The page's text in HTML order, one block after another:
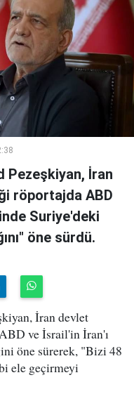
Pezeşkiyan, İran
röportajda ABD
Suriye'deki
öne sürdü.
İran devlet
ve İsrail'in İran'ı
öne sürerek, "Bizi 48
ele geçirmeyi